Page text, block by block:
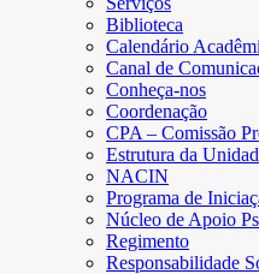
Biblioteca
Calendário
Canal de
Conheça-nos
Coordenação
CPA – Comissão
Estrutura da
NACIN
Programa de
Núcleo de Apoio
Regimento
Responsabilidade